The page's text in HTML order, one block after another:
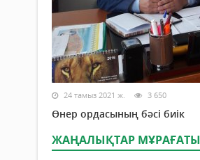
24 тамыз 2021 ж. 3 650
Өнер ордасының бәсі биік
ЖАҢАЛЫҚТАР МҰРАҒАТЫ